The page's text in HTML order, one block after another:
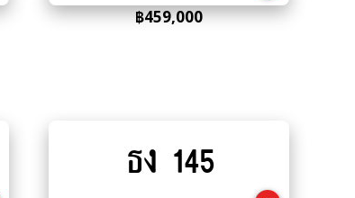
฿459,000
to
ธง 145